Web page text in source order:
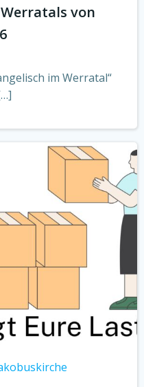
von
im Werratal“